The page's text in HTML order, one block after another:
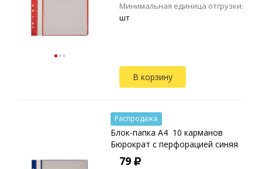
Минимальная единица отгрузки:
шт
В корзину
Распродажа
Блок-папка A4 10 карманов
Бюрократ с перфорацией синяя
79